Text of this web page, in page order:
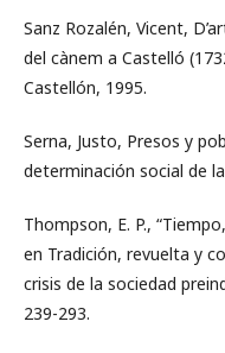
Sanz Rozalén, Vicent,
del cànem a Castelló
Castellón, 1995.
Serna, Justo, Presos y
determinación social de
Thompson, E. P.,
en Tradición, revuelta y
crisis de la sociedad
239-293.